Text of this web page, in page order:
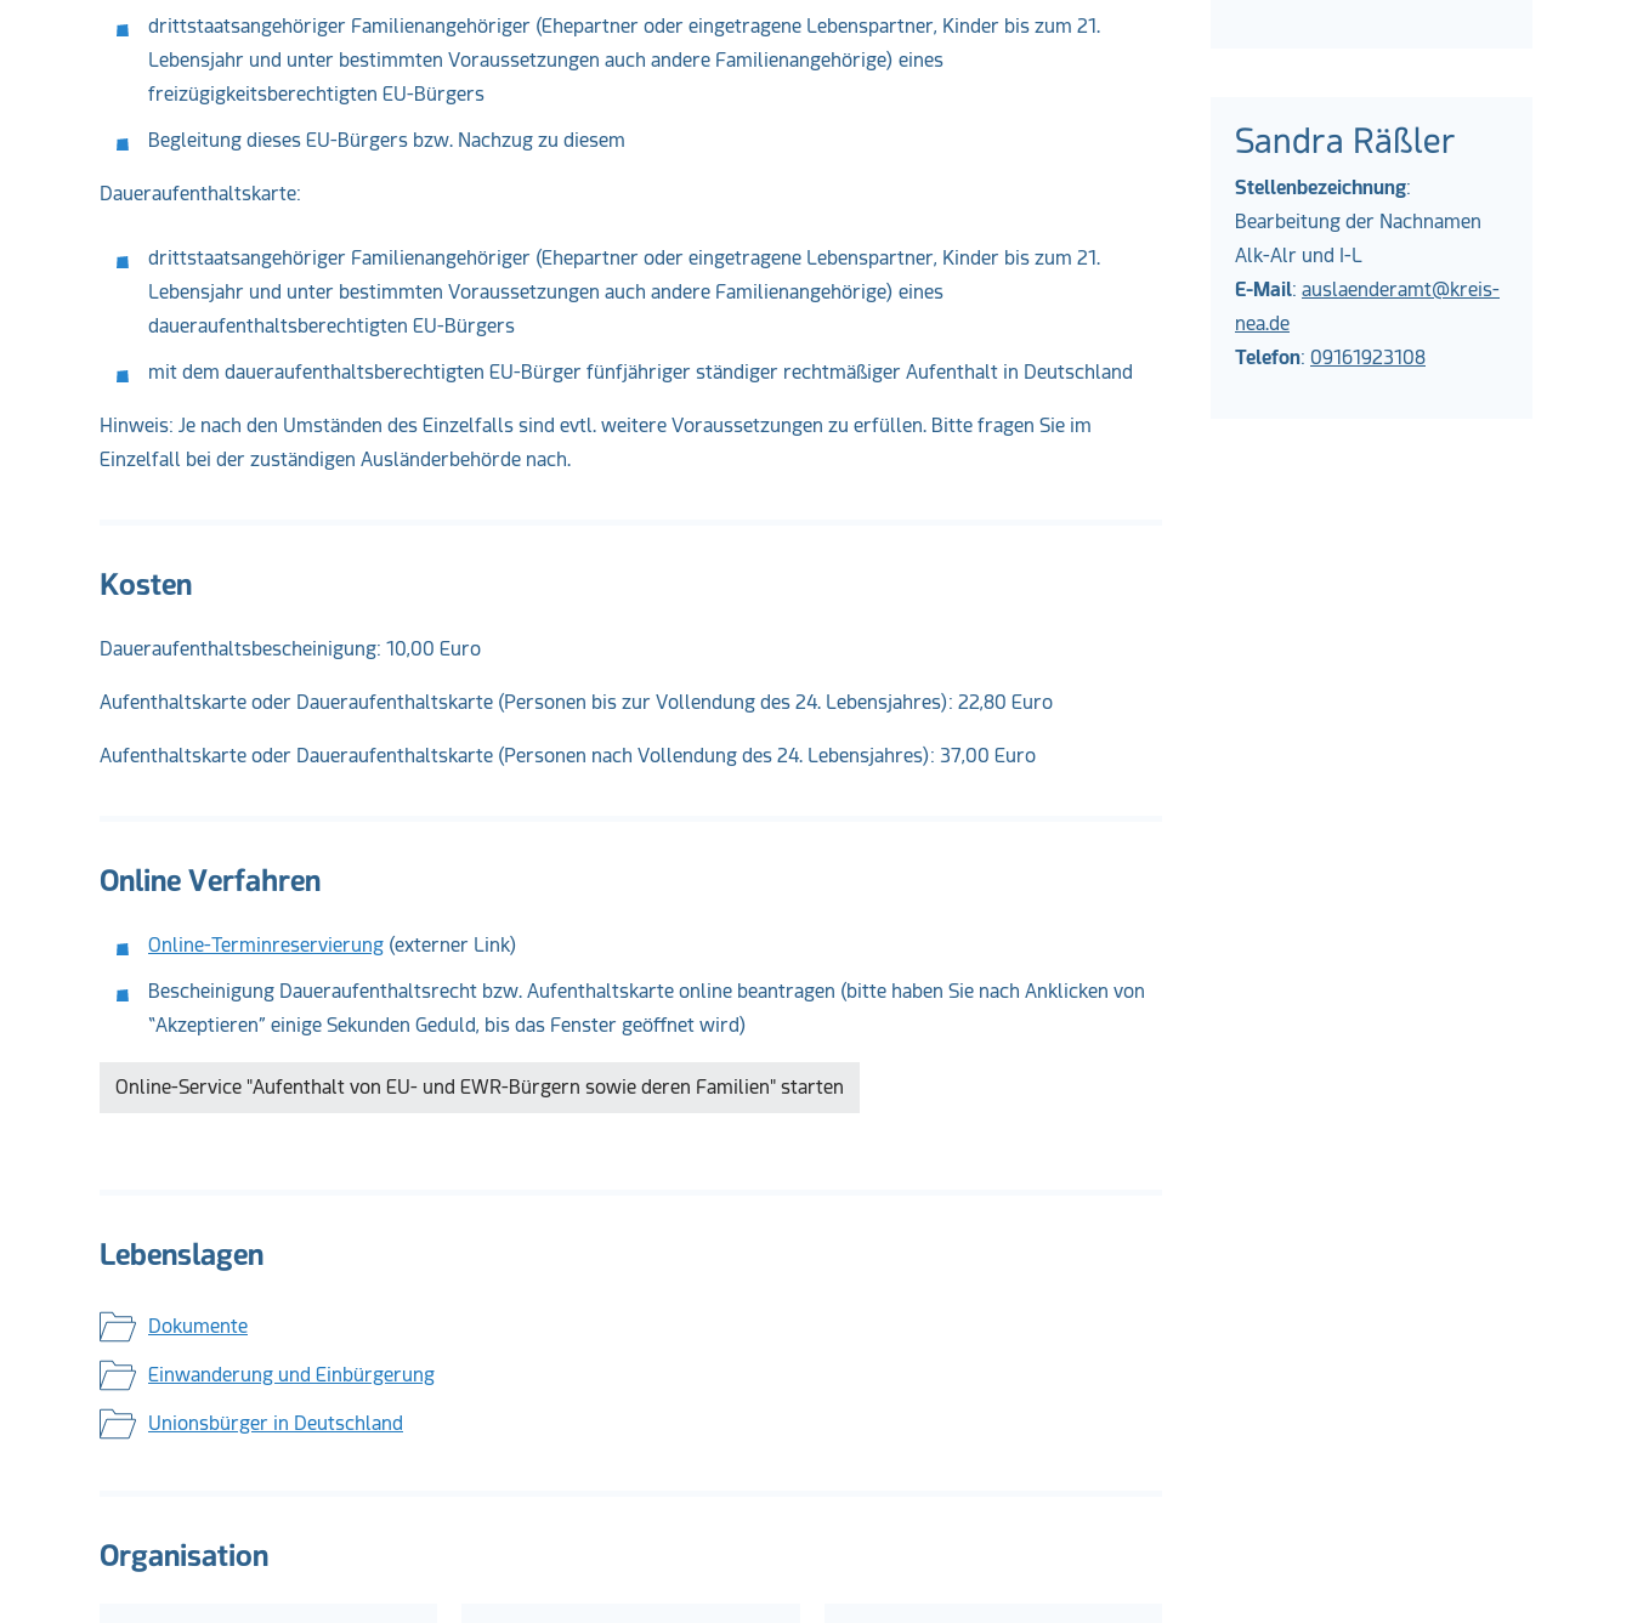
drittstaatsangehöriger Familienangehöriger (Ehepartner oder eingetragene Lebenspartner, Kinder bis zum 21.
Lebensjahr und unter bestimmten Voraussetzungen auch andere Familienangehörige) eines
freizügigkeitsberechtigten EU-Bürgers
Begleitung dieses EU-Bürgers bzw. Nachzug zu diesem
Daueraufenthaltskarte:
drittstaatsangehöriger Familienangehöriger (Ehepartner oder eingetragene Lebenspartner, Kinder bis zum 21.
Lebensjahr und unter bestimmten Voraussetzungen auch andere Familienangehörige) eines
daueraufenthaltsberechtigten EU-Bürgers
mit dem daueraufenthaltsberechtigten EU-Bürger fünfjähriger ständiger rechtmäßiger Aufenthalt in Deutschland
Hinweis: Je nach den Umständen des Einzelfalls sind evtl. weitere Voraussetzungen zu erfüllen. Bitte fragen Sie im
Einzelfall bei der zuständigen Ausländerbehörde nach.
Kosten
Daueraufenthaltsbescheinigung: 10,00 Euro
Aufenthaltskarte oder Daueraufenthaltskarte (Personen bis zur Vollendung des 24. Lebensjahres): 22,80 Euro
Aufenthaltskarte oder Daueraufenthaltskarte (Personen nach Vollendung des 24. Lebensjahres): 37,00 Euro
Online Verfahren
Online-Terminreservierung (externer Link)
Bescheinigung Daueraufenthaltsrecht bzw. Aufenthaltskarte online beantragen (bitte haben Sie nach Anklicken von
“Akzeptieren” einige Sekunden Geduld, bis das Fenster geöffnet wird)
Online-Service "Aufenthalt von EU- und EWR-Bürgern sowie deren Familien" starten
Lebenslagen
Dokumente
Einwanderung und Einbürgerung
Unionsbürger in Deutschland
Organisation
Sandra Räßler
Stellenbezeichnung:
Bearbeitung der Nachnamen
Alk-Alr und I-L
E-Mail: auslaenderamt@kreis-
nea.de
Telefon: 09161923108